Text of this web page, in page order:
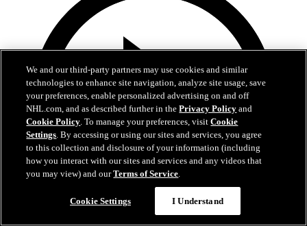
We and our third-party partners may use cookies and similar
technologies to enhance site navigation, analyze site usage, save
your preferences, enable personalized advertising on and off
NHL.com, and as described further in thePrivacy Policy and
Cookie Policy. To manage your preferences, visitCookie
Settings. By accessing or using our sites and services, you agree
to this collection and disclosure of your information (including
how you interact with our sites and services and any videos that
you may view) and ourTerms of Service.
Cookie Settings I Understand